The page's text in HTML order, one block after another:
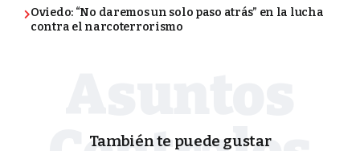
Oviedo: “No daremos un solo paso atrás” en la lucha
contra el narcoterrorismo
También te puede gustar